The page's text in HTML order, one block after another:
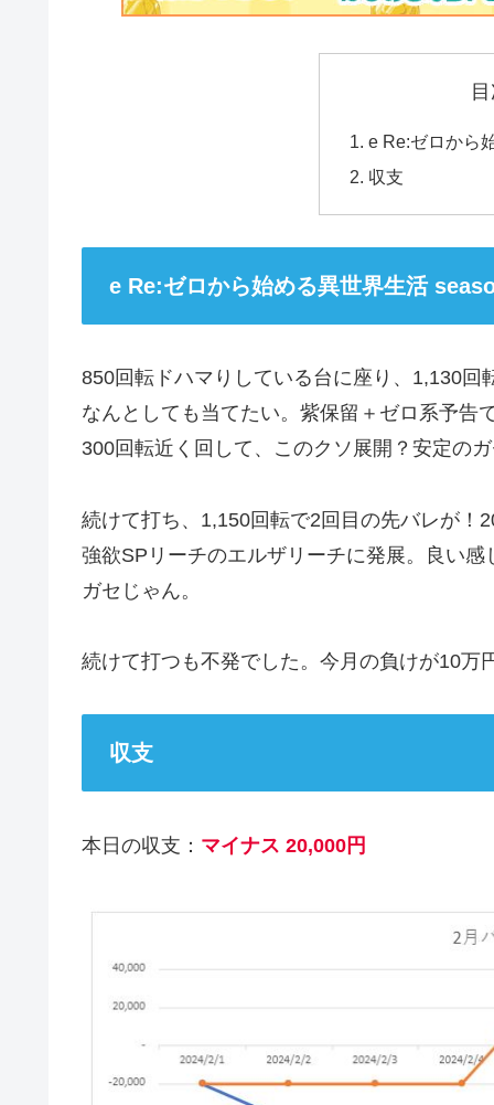
e Re:ゼロから
収支
e Re:ゼロから始める異世界生活
850回転ドハマりしている台に座り、1,130
なんとしても当てたい。紫保留＋ゼロ系予告
300回転近く回して、このクソ展開？安定の
続けて打ち、1,150回転で2回目の先バレが！
強欲SPリーチのエルザリーチに発展。良い
ガセじゃん。
続けて打つも不発でした。今月の負けが10万
収支
本日の収支： マイナス 20,000円